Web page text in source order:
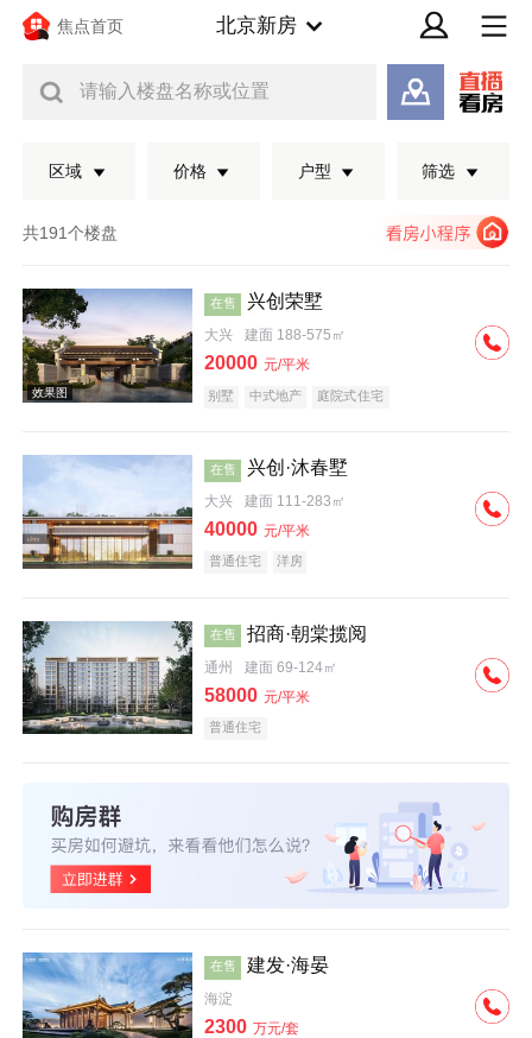
焦点首页 北京新房
请输入楼盘名称或位置
区域 价格 户型 筛选
共191个楼盘
效果图
在售 兴创荣墅
大兴 建面 188-575㎡
20000 元/平米
别墅 中式地产 庭院式住宅
在售 兴创·沐春墅
大兴 建面 111-283㎡
40000 元/平米
普通住宅 洋房
在售 招商·朝棠揽阅
通州 建面 69-124㎡
58000 元/平米
普通住宅
在售 建发·海晏
海淀
2300 万元/套